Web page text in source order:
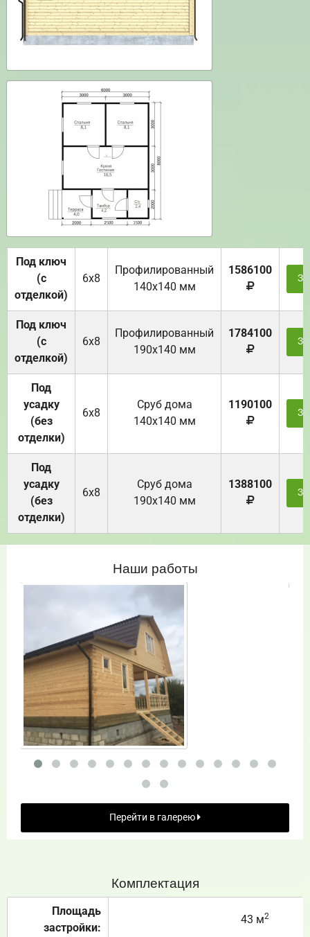
Под ключ
(с
отделкой)
6х8
Профилированный
140х140 мм
1586100
Под ключ
(с
отделкой)
6х8
Профилированный
190х140 мм
1784100
Под
усадку
(без
отделки)
6х8
Cруб дома
140х140 мм
1190100
Под
усадку
(без
отделки)
6х8
Cруб дома
190х140 мм
1388100
Наши работы
Перейти в галерею
Комплектация
Площадь
застройки:
43 м2